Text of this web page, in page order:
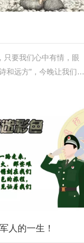
只要我们心中有情，眼
和远方”，今晚让我们一
人的一生！